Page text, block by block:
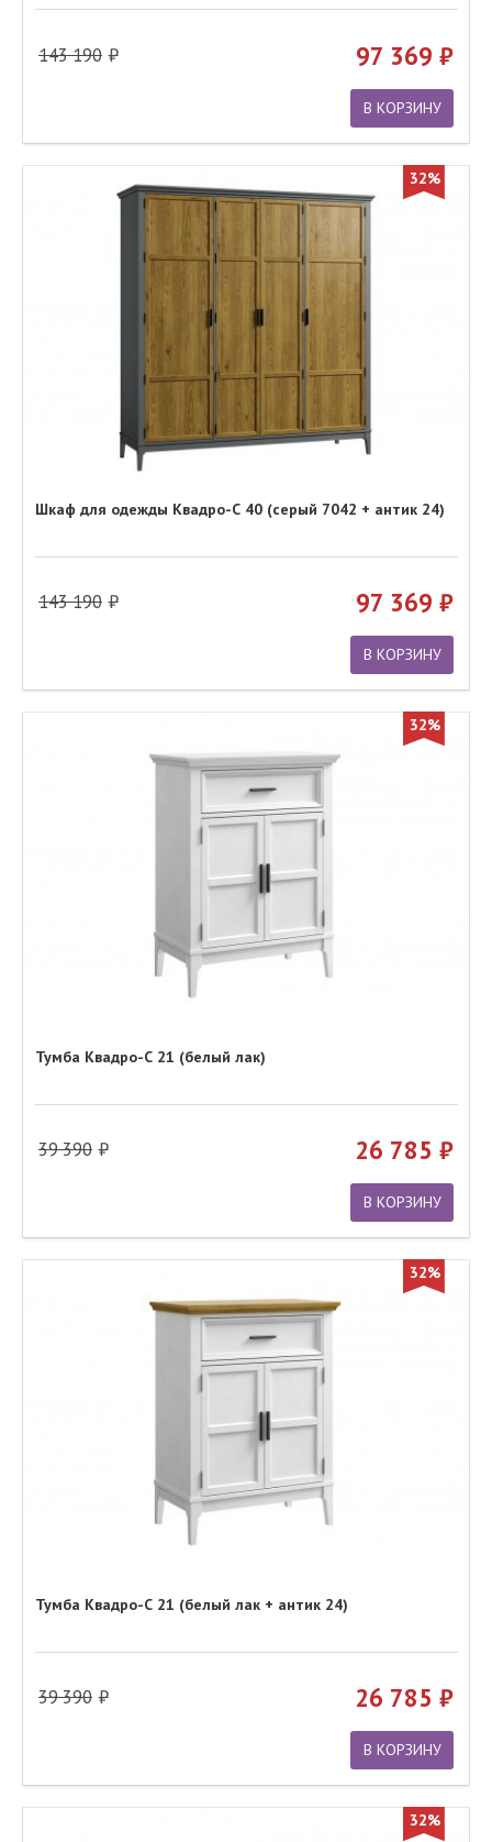
143 190 97 369
В КОРЗИНУ
32%
Шкаф для одежды Квадро-С 40 (серый 7042 + антик 24)
143 190 97 369
В КОРЗИНУ
32%
Тумба Квадро-С 21 (белый лак)
39 390 26 785
В КОРЗИНУ
32%
Тумба Квадро-С 21 (белый лак + антик 24)
39 390 26 785
В КОРЗИНУ
32%